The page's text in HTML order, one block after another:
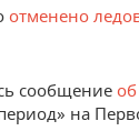
отменено
сообщение об
на